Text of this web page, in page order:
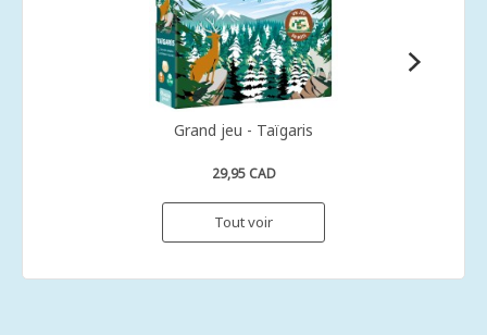
Grand jeu - Taïgaris
29,95 CAD
Tout voir